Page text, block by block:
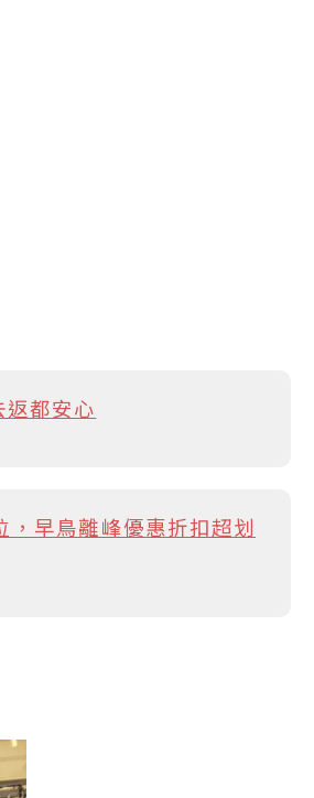
都安心
早鳥離峰優惠折扣超划